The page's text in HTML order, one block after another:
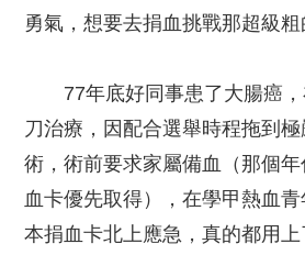
勇氣，想要去捐血挑戰那超級粗
77年底好同事患了大腸癌，
刀治療，因配合選舉時程拖到
術，術前要求家屬備血（那個
血卡優先取得），在學甲熱血
本捐血卡北上應急，真的都用